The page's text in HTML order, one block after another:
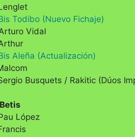
Todibo (Nuevo Fichaje)
Vidal
Aleña (Actualización)
Busquets / Rakitic (Dúos
López